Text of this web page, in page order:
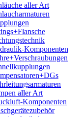
aller Art
Komponenten
aller Art
Komponenten